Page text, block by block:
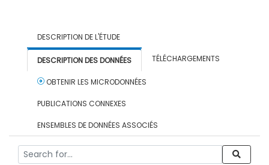
DESCRIPTION DE L'ÉTUDE
DESCRIPTION DES DONNÉES TÉLÉCHARGEMENTS
OBTENIR LES MICRODONNÉES
PUBLICATIONS CONNEXES
ENSEMBLES DE DONNÉES ASSOCIÉS